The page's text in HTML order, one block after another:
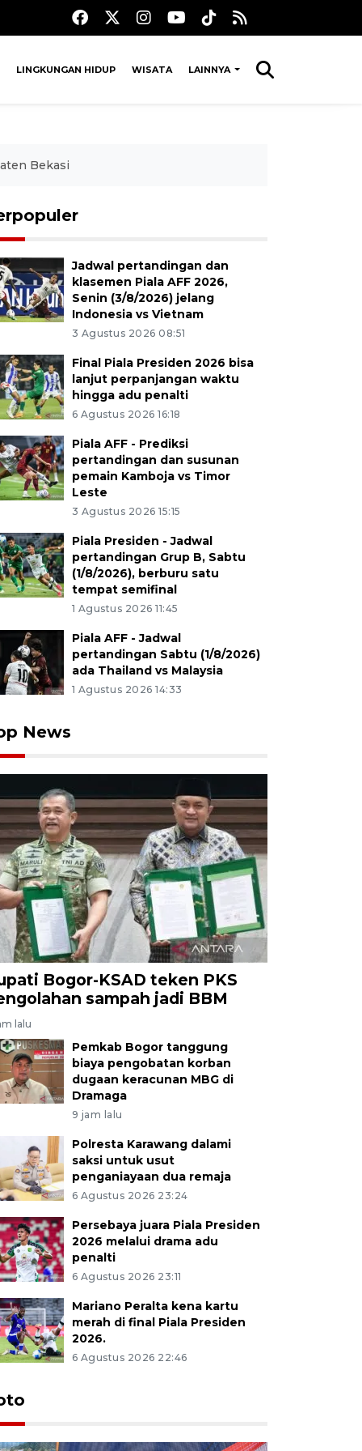
LINGKUNGAN HIDUP WISATA LAINNYA
Bekasi
Jadwal pertandingan dan
klasemen Piala AFF 2026,
Senin (3/8/2026) jelang
Indonesia vs Vietnam
3 Agustus 2026 08:51
Final Piala Presiden 2026 bisa
lanjut perpanjangan waktu
hingga adu penalti
6 Agustus 2026 16:18
Piala AFF - Prediksi
pertandingan dan susunan
pemain Kamboja vs Timor
Leste
3 Agustus 2026 15:15
Piala Presiden - Jadwal
pertandingan Grup B, Sabtu
(1/8/2026), berburu satu
tempat semifinal
1 Agustus 2026 11:45
Piala AFF - Jadwal
pertandingan Sabtu (1/8/2026)
ada Thailand vs Malaysia
1 Agustus 2026 14:33
News
Bogor-KSAD teken PKS
sampah jadi BBM
lalu
Pemkab Bogor tanggung
biaya pengobatan korban
dugaan keracunan MBG di
Dramaga
9 jam lalu
Polresta Karawang dalami
saksi untuk usut
penganiayaan dua remaja
6 Agustus 2026 23:24
Persebaya juara Piala Presiden
2026 melalui drama adu
penalti
6 Agustus 2026 23:11
Mariano Peralta kena kartu
merah di final Piala Presiden
2026.
6 Agustus 2026 22:46